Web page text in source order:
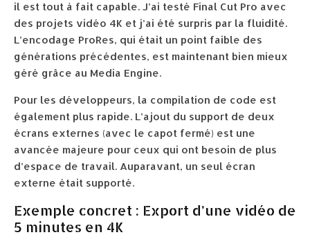
il est tout à fait capable. J’ai testé Final Cut Pro avec
des projets vidéo 4K et j’ai été surpris par la fluidité.
L’encodage ProRes, qui était un point faible des
générations précédentes, est maintenant bien mieux
géré grâce au Media Engine.
Pour les développeurs, la compilation de code est
également plus rapide. L’ajout du support de deux
écrans externes (avec le capot fermé) est une
avancée majeure pour ceux qui ont besoin de plus
d’espace de travail. Auparavant, un seul écran
externe était supporté.
Exemple concret : Export d’une vidéo de
5 minutes en 4K